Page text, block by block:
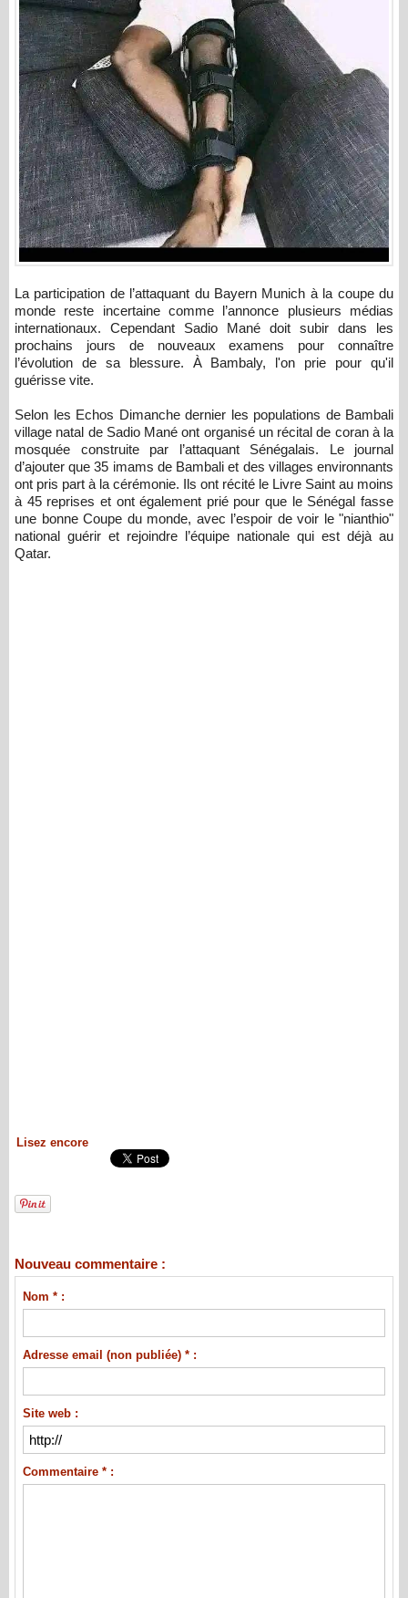
La participation de l’attaquant du Bayern Munich à la coupe du
monde reste incertaine comme l’annonce plusieurs médias
internationaux. Cependant Sadio Mané doit subir dans les
prochains jours de nouveaux examens pour connaître
l’évolution de sa blessure. À Bambaly, l'on prie pour qu'il
guérisse vite.
Selon les Echos Dimanche dernier les populations de Bambali
village natal de Sadio Mané ont organisé un récital de coran à la
mosquée construite par l’attaquant Sénégalais. Le journal
d’ajouter que 35 imams de Bambali et des villages environnants
ont pris part à la cérémonie. Ils ont récité le Livre Saint au moins
à 45 reprises et ont également prié pour que le Sénégal fasse
une bonne Coupe du monde, avec l’espoir de voir le "nianthio"
national guérir et rejoindre l’équipe nationale qui est déjà au
Qatar.
Lisez encore
Nouveau commentaire :
Nom * :
Adresse email (non publiée) * :
Site web :
Commentaire * :